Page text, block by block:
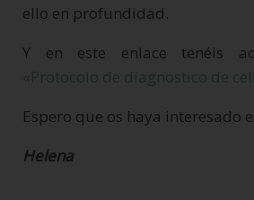
ello en profundidad.
Y en este enlace tenéis
«Protocolo de diagnostico de
Espero que os haya interesado
Helena